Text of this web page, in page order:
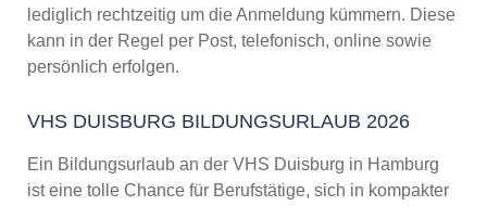
lediglich rechtzeitig um die Anmeldung kümmern. Diese
kann in der Regel per Post, telefonisch, online sowie
persönlich erfolgen.
VHS DUISBURG BILDUNGSURLAUB 2026
Ein Bildungsurlaub an der VHS Duisburg in Hamburg
ist eine tolle Chance für Berufstätige, sich in kompakter